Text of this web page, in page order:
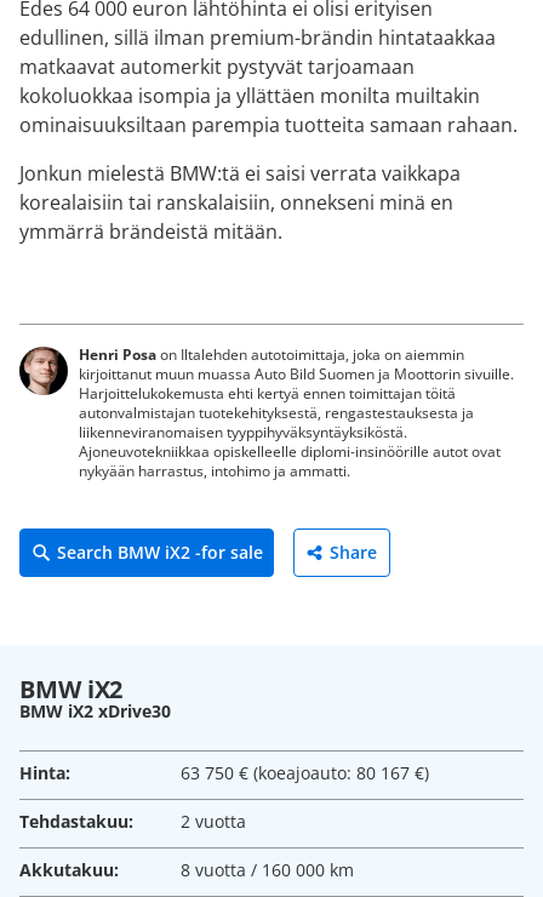
Edes 64 000 euron lähtöhinta ei olisi erityisen
edullinen, sillä ilman premium-brändin hintataakkaa
matkaavat automerkit pystyvät tarjoamaan
kokoluokkaa isompia ja yllättäen monilta muiltakin
ominaisuuksiltaan parempia tuotteita samaan rahaan.
Jonkun mielestä BMW:tä ei saisi verrata vaikkapa
korealaisiin tai ranskalaisiin, onnekseni minä en
ymmärrä brändeistä mitään.
Henri Posaon Iltalehden autotoimittaja, joka on aiemmin
kirjoittanut muun muassa Auto Bild Suomen ja Moottorin sivuille.
Harjoittelukokemusta ehti kertyä ennen toimittajan töitä
autonvalmistajan tuotekehityksestä, rengastestauksesta ja
liikenneviranomaisen tyyppihyväksyntäyksiköstä.
Ajoneuvotekniikkaa opiskelleelle diplomi-insinöörille autot ovat
nykyään harrastus, intohimo ja ammatti.
Search BMW iX2 -for sale Share
BMW iX2
BMW iX2 xDrive30
Hinta: 63 750 € (koeajoauto: 80 167 €)
Tehdastakuu: 2 vuotta
Akkutakuu: 8 vuotta / 160 000 km